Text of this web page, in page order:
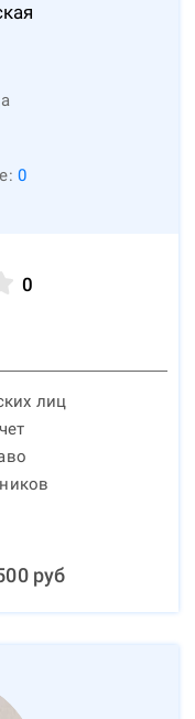
0
0
лиц
руб